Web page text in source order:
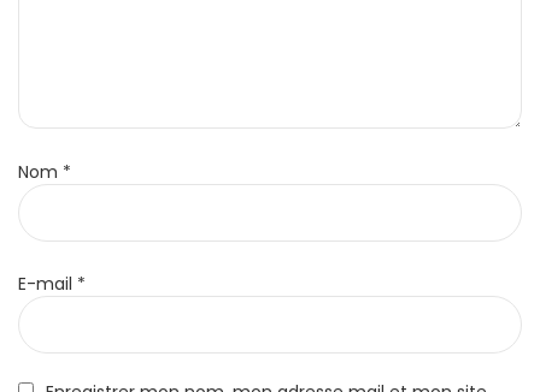
Nom *
E-mail *